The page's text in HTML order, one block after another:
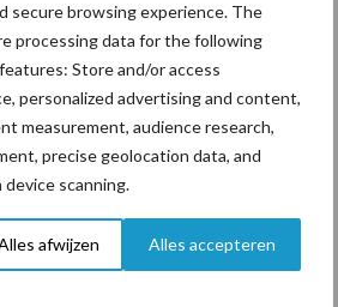
secure browsing experience. The
processing data for the following
Store and/or access
personalized advertising and content,
measurement, audience research,
precise geolocation data, and
scanning.
afwijzen Alles accepteren
Ligbox &
Voerhekken